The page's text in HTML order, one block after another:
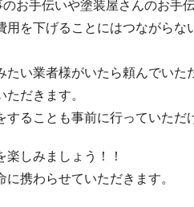
お手伝いや塗装屋さんのお手
を下げることにはつながらな
たい業者様がいたら頼んでいた
だきます。
ることも事前に行っていただ
しみましょう！！
携わらせていただきます。